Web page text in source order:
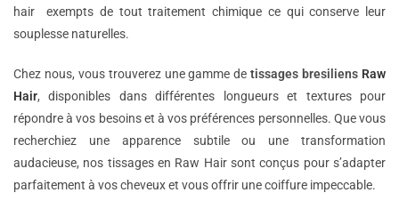
hair exempts de tout traitement chimique ce qui conserve leur
souplesse naturelles.
Chez nous, vous trouverez une gamme detissages bresiliens Raw
Hair, disponibles dans différentes longueurs et textures pour
répondre à vos besoins et à vos préférences personnelles. Que vous
recherchiez une apparence subtile ou une transformation
audacieuse, nos tissages en Raw Hair sont conçus pour s’adapter
parfaitement à vos cheveux et vous offrir une coiffure impeccable.